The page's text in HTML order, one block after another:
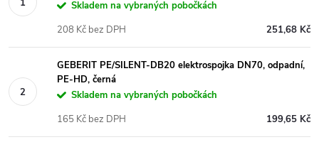
Skladem na vybraných pobočkách
251,68 Kč
208 Kč bez DPH
GEBERIT PE/SILENT-DB20 elektrospojka DN70, odpadní,
PE-HD, černá
Skladem na vybraných pobočkách
199,65 Kč
165 Kč bez DPH